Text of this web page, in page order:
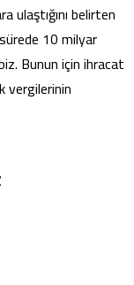
ulaştığını belirten
10 milyar
Bunun için ihracat
vergilerinin